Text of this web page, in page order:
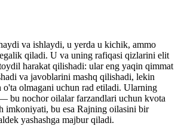
va ishlaydi, u yerda u kichik, ammo
qiladi. U va uning rafiqasi qizlarini elit
harakat qilishadi: ular eng yaqin qimmat
va javoblarini mashq qilishadi, lekin
o'ta olmagani uchun rad etiladi. Ularning
bu nochor oilalar farzandlari uchun kvota
imkoniyati, bu esa Rajning oilasini bir
yashashga majbur qiladi.